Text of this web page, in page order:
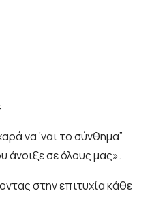
να ’ναι το σύνθημα”
άνοιξε σε όλους μας».
στην επιτυχία κάθε